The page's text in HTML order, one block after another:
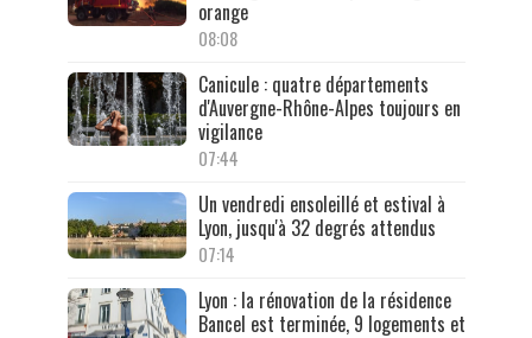
orange
08:08
Canicule : quatre départements
d'Auvergne-Rhône-Alpes toujours en
vigilance
07:44
Un vendredi ensoleillé et estival à
Lyon, jusqu'à 32 degrés attendus
07:14
Lyon : la rénovation de la résidence
Bancel est terminée, 9 logements et